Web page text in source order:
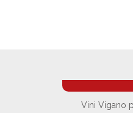
Vini Vigano